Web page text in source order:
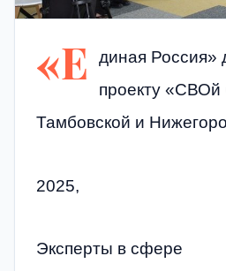
«Е
диная Россия»
проекту «СВОй
Тамбовской и
2025,
Эксперты в сфере